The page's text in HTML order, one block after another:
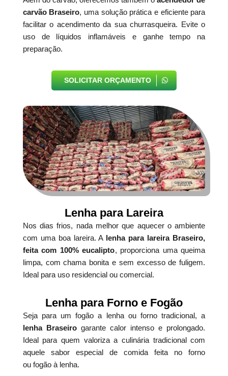
carvão Braseiro, uma solução prática e eficiente para
facilitar o acendimento da sua churrasqueira. Evite o
uso de líquidos inflamáveis e ganhe tempo na
preparação.
SOLICITAR ORÇAMENTO
Lenha para Lareira
Nos dias frios, nada melhor que aquecer o ambiente
com uma boa lareira. A lenha para lareira Braseiro,
feita com 100% eucalipto, proporciona uma queima
limpa, com chama bonita e sem excesso de fuligem.
Ideal para uso residencial ou comercial.
Lenha para Forno e Fogão
Seja para um fogão a lenha ou forno tradicional, a
lenha Braseirogarante calor intenso e prolongado.
Ideal para quem valoriza a culinária tradicional com
aquele sabor especial de comida feita no forno
ou fogão à lenha.